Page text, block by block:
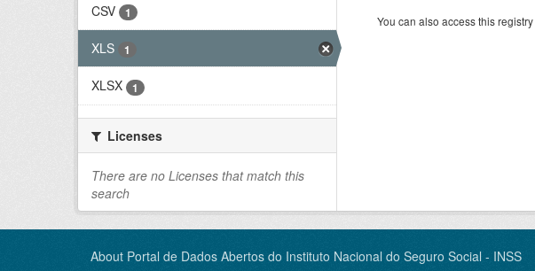
CSV
1
XLS 1
XLSX 1
Licenses
There are no Licenses that match this
search
You can also access this
About Portal de Dados Abertos do Instituto Nacional do Seguro Social - INSS